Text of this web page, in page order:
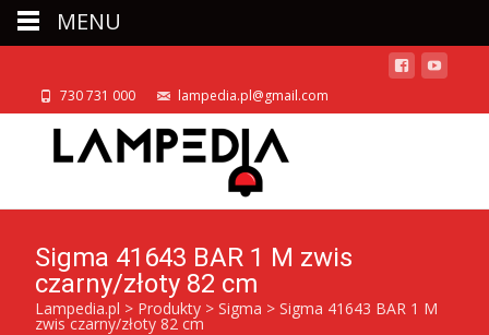
730 731 000 lampedia.pl@gmail.com
Sigma 41643 BAR 1 M zwis
czarny/złoty 82 cm
Lampedia.pl > Produkty > Sigma > Sigma 41643 BAR 1 M
zwis czarny/złoty 82 cm
MENU